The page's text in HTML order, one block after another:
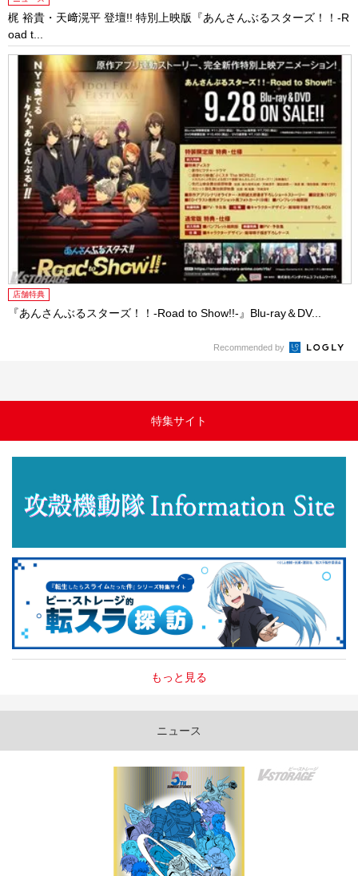
梶 裕貴・天﨑滉平 登壇!! 特別上映版『あんさんぶるスターズ！！-R
oad t...
店舗特典
『あんさんぶるスターズ！！-Road to Show!!-』Blu-ray＆DV...
Recommended by
特集サイト
もっと見る
ニュース